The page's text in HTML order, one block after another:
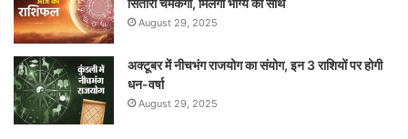
August 29, 2025
अक्टूबर में नीचभंग राजयोग का संयोग, इन 3 राशियों पर होगी
धन-वर्षा
August 29, 2025